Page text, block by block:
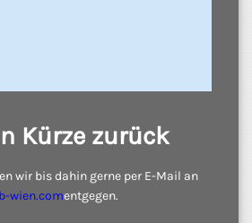
Kürze zurück
wir bis dahin gerne per E-Mail an
wien.comentgegen.